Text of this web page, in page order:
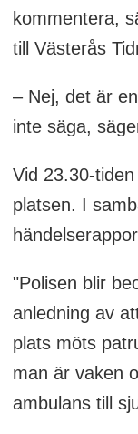
kommentera,
till Västerås
– Nej, det är
inte säga,
Vid 23.30-
platsen. I
"Polisen blir
anledning av
plats möts
man är vaken
ambulans till